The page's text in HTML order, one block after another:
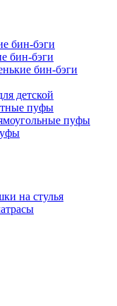
бин-бэги
бин-бэги
бин-бэги
детской
пуфы
пуфы
на стулья